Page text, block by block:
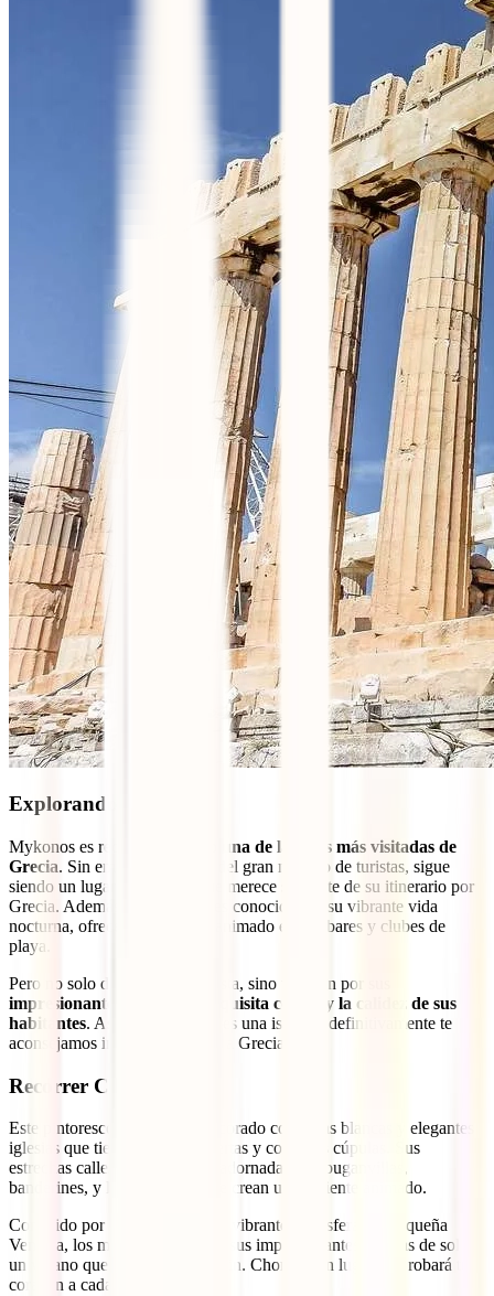
Explorando Mykonos
Mykonos es reconocida como
una de las islas más visitadas de
Grecia. Sin embargo, a pesar del gran número de turistas, sigue
siendo un lugar cautivador que merece ser parte de su itinerario por
Grecia. Además, este destino es conocida por su vibrante vida
nocturna, ofrece un ambiente animado en sus bares y clubes de
playa.
Pero no solo destaca por su fiesta, sino también por sus
impresionantes playas, su exquisita cocina y la calidez de sus
habitantes. Así que Mykonos es una isla que definitivamente te
aconsejamos incluir en tu viaje a Grecia.
Recorrer Chora
Este pintoresco pueblo está decorado con casas blancas y elegantes
iglesias que tienen vistosas puertas y coloridas cúpulas. Sus
estrechas calles y plazas están adornadas con buganvillas,
banderines, y luces festivas que crean un ambiente animado.
Conocido por sus boutiques, su vibrante atmósfera, su Pequeña
Venecia, los molinos de viento, sus impresionantes puestas de sol y
un verano que parece no tener fin. Chora es un lugar que robará tu
corazón a cada paso.